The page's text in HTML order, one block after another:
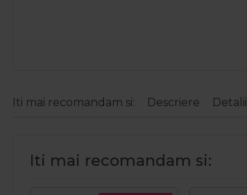
Iti mai recomandam si: Descriere Detalii
Iti mai recomandam si: